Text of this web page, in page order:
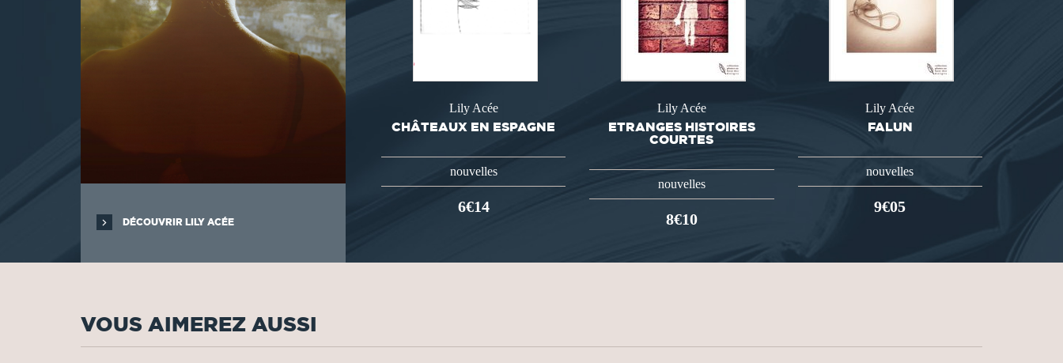
DÉCOUVRIR LILY ACÉE
Lily Acée
CHÂTEAUX EN ESPAGNE
nouvelles
6€14
Lily Acée
ETRANGES HISTOIRES
COURTES
nouvelles
8€10
Lily Acée
FALUN
nouvelles
9€05
VOUS AIMEREZ AUSSI